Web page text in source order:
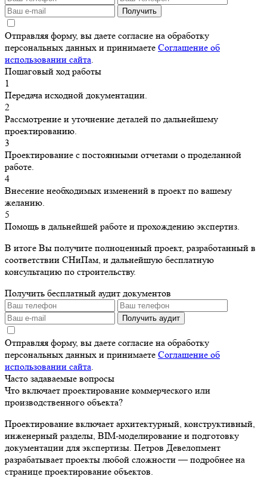
Получить
Отправляя форму, вы даете согласие на обработку
персональных данных и принимаете Соглашение об
использовании сайта.
Пошаговый ход работы
1
Передача исходной документации.
2
Рассмотрение и уточнение деталей по дальнейшему
проектированию.
3
Проектирование с постоянными отчетами о проделанной
работе.
4
Внесение необходимых изменений в проект по вашему
желанию.
5
Помощь в дальнейшей работе и прохождению экспертиз.
В итоге Вы получите полноценный проект, разработанный в
соответствии СНиПам, и дальнейшую бесплатную
консультацию по строительству.
Получить бесплатный аудит документов
Получить аудит
Отправляя форму, вы даете согласие на обработку
персональных данных и принимаете Соглашение об
использовании сайта.
Часто задаваемые вопросы
Что включает проектирование коммерческого или
производственного объекта?
Проектирование включает архитектурный, конструктивный,
инженерный разделы, BIM-моделирование и подготовку
документации для экспертизы. Петров Девелопмент
разрабатывает проекты любой сложности — подробнее на
странице проектирование объектов.